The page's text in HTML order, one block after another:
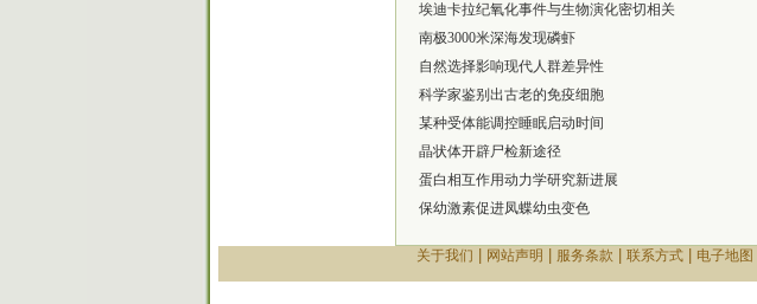
埃迪卡拉纪氧化事件与生物演化密切相关
南极3000米深海发现磷虾
自然选择影响现代人群差异性
科学家鉴别出古老的免疫细胞
某种受体能调控睡眠启动时间
晶状体开辟尸检新途径
蛋白相互作用动力学研究新进展
保幼激素促进凤蝶幼虫变色
关于我们 网站声明 服务条款 联系方式| 电子地图